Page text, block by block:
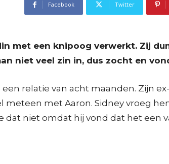
Facebook Twitter
met een knipoog verwerkt. Zij
niet veel zin in, dus zocht en
relatie van acht maanden. Zijn
met Aaron. Sidney vroeg
niet omdat hij vond dat het een